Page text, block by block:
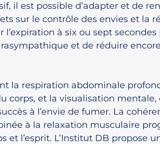
il est possible d’adapter et de
sur le contrôle des envies et la
à six ou sept
et de réduire
la respiration abdominale
corps, et la visualisation mentale,
à l’envie de fumer. La
à la relaxation musculaire
et l’esprit. L’Institut DB propose